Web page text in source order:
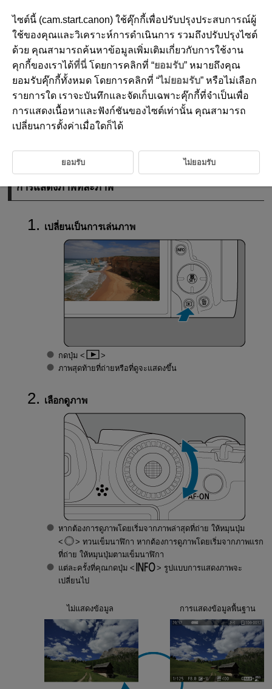
D180-137
การดูภาพ
การแสดงภาพทีละภาพ
การแสดงข้อมูลการถ่ายภาพ
การเล่นภาพแบบสัมผัส
การแสดงภาพทีละภาพ
เปลี่ยนเป็นการเล่นภาพ
กดปุ่ม
ภาพสุดท้ายที่ถ่ายหรือที่ดูจะแสดงขึ้น
เลือกดูภาพ
หากต้องการดูภาพโดยเริ่มจากภาพล่าสุดที่ถ่าย ให้หมุนปุ่ม
ทวนเข็มนาฬิกา หากต้องการดูภาพโดยเริ่มจากภาพแรก
ที่ถ่าย ให้หมุนปุ่มตามเข็มนาฬิกา
แต่ละครั้งที่คุณกดปุ่ม
รูปแบบการแสดงภาพจะ
เปลี่ยนไป
ไม่แสดงข้อมูล การแสดงข้อมูลพื้นฐาน
ไซต์นี้ (cam.start.canon) ใช้คุ๊กกี้เพื่อปรับปรุงประสบการณ์ผู้
ใช้ของคุณและวิเคราะห์การดำเนินการ รวมถึงปรับปรุงไซต์
ด้วย คุณสามารถค้นหาข้อมูลเพิ่มเติมเกี่ยวกับการใช้งาน
คุกกี้ของเราได้ที่นี่โดยการคลิกที่ “ยอมรับ” หมายถึงคุณ
ยอมรับคุ๊กกี้ทั้งหมด โดยการคลิกที่ “ไม่ยอมรับ” หรือไม่เลือก
รายการใด เราจะบันทึกและจัดเก็บเฉพาะคุ๊กกี้ที่จำเป็นเพื่อ
การแสดงเนื้อหาและฟังก์ชันของไซต์เท่านั้น คุณสามารถ
เปลี่ยนการตั้งค่าเมื่อใดก็ได้
ยอมรับ ไม่ยอมรับ